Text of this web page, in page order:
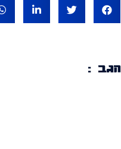
הגב :